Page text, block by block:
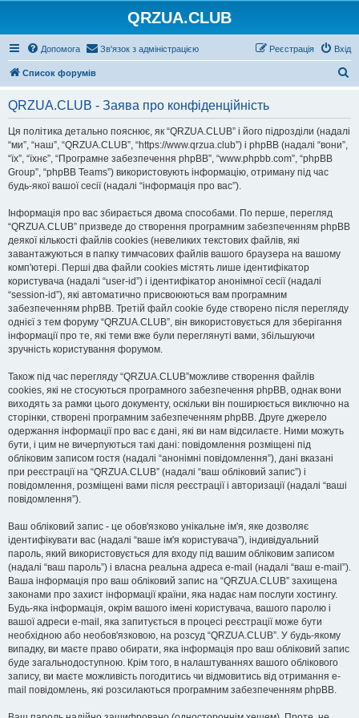
QRZUA.CLUB
Допомога Зв'язок з адміністрацією Вхід
Реєстрація
Список форумів
QRZUA.CLUB - Заява про конфіденційність
Ця політика детально пояснює, як “QRZUA.CLUB” і його підрозділи (надалі
“ми”, “наш”, “QRZUA.CLUB”, “https://www.qrzua.club”) і phpBB (надалі “вони”,
“їх”, “їхнє”, “Програмне забезпечення phpBB”, “www.phpbb.com”, “phpBB
Group”, “phpBB Teams”) використовують інформацію, отриману під час
будь-якої вашої сесії (надалі “інформація про вас”).
Інформація про вас збирається двома способами. По перше, перегляд
“QRZUA.CLUB” призведе до створення програмним забезпеченням phpBB
деякої кількості файлів cookies (невеликих текстових файлів, які
завантажуються в папку тимчасових файлів вашого браузера на вашому
комп'ютері. Перші два файли cookies містять лише ідентифікатор
користувача (надалі “user-id”) і ідентифікатор анонімної сесії (надалі
“session-id”), які автоматично присвоюються вам програмним
забезпеченням phpBB. Третій файл cookie буде створено після перегляду
однієї з тем форуму “QRZUA.CLUB”, він використовується для зберігання
інформації про те, які теми вже були переглянуті вами, збільшуючи
зручність користування форумом.
Також під час перегляду “QRZUA.CLUB”можливе створення файлів
cookies, які не стосуються програмного забезпечення phpBB, однак вони
виходять за рамки цього документу, оскільки він поширюється виключно на
сторінки, створені програмним забезпеченням phpBB. Друге джерело
одержання інформації про вас є дані, які ви нам відсилаєте. Ними можуть
бути, і цим не вичерпуються такі дані: повідомлення розміщені під
обліковим записом гостя (надалі “анонімні повідомлення”), дані вказані
при реєстрації на “QRZUA.CLUB” (надалі “ваш обліковий запис”) і
повідомлення, розміщені вами після реєстрації і авторизації (надалі “ваші
повідомлення”).
Ваш обліковий запис - це обов'язково унікальне ім'я, яке дозволяє
ідентифікувати вас (надалі “ваше ім'я користувача”), індивідуальний
пароль, який використовується для входу під вашим обліковим записом
(надалі “ваш пароль”) і власна реальна адреса e-mail (надалі “ваш e-mail”).
Ваша інформація про ваш обліковий запис на “QRZUA.CLUB” захищена
законами про захист інформації країни, яка надає нам послуги хостингу.
Будь-яка інформація, окрім вашого імені користувача, вашого паролю і
вашої адреси e-mail, яка запитується в процесі реєстрації може бути
необхідною або необов'язковою, на розсуд “QRZUA.CLUB”. У будь-якому
випадку, ви маєте право обирати, яка інформація про ваш обліковий запис
буде загальнодоступною. Крім того, в налаштуваннях вашого облікового
запису, ви маєте можливість погодитись чи відмовитись від отримання e-
mail повідомлень, які розсилаються програмним забезпеченням phpBB.